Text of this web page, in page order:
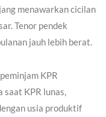
menawarkan cicilan
Tenor pendek
jauh lebih berat.
KPR
saat KPR lunas,
usia produktif